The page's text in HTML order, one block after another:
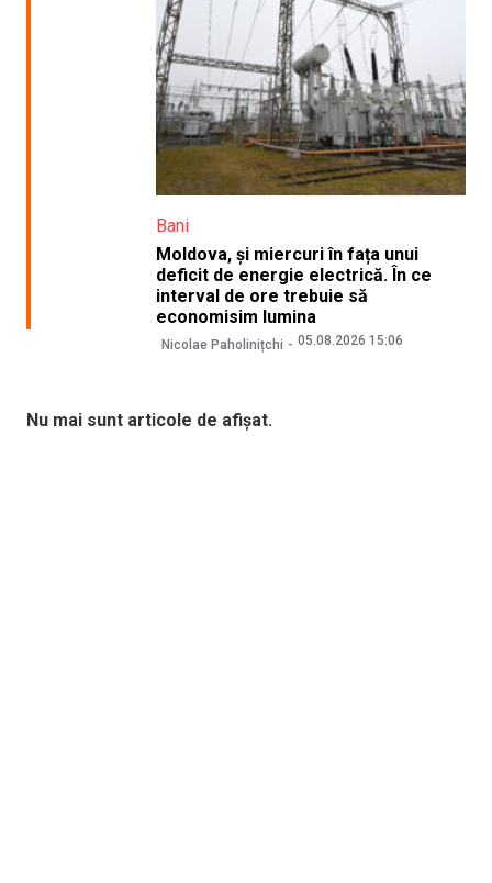
Bani
Moldova, și miercuri în fața unui
deficit de energie electrică. În ce
interval de ore trebuie să
economisim lumina
Nicolae Paholinițchi 05.08.2026 15:06
Nu mai sunt articole de afișat.